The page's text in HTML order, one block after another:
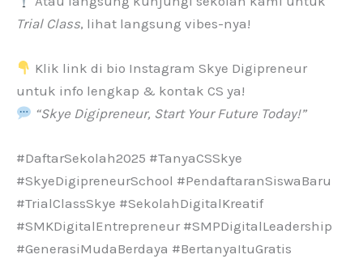
Trial Class, lihat langsung vibes-nya!
Klik link di bio Instagram Skye Digipreneur
untuk info lengkap & kontak CS ya!
“Skye Digipreneur, Start Your Future Today!”
#DaftarSekolah2025 #TanyaCSSkye
#SkyeDigipreneurSchool #PendaftaranSiswaBaru
#TrialClassSkye #SekolahDigitalKreatif
#SMKDigitalEntrepreneur #SMPDigitalLeadership
#GenerasiMudaBerdaya #BertanyaItuGratis